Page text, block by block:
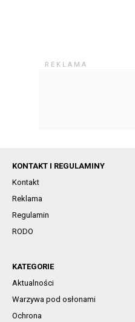
KONTAKT I REGULAMINY
Kontakt
Reklama
Regulamin
RODO
KATEGORIE
Aktualności
Warzywa pod osłonami
Ochrona